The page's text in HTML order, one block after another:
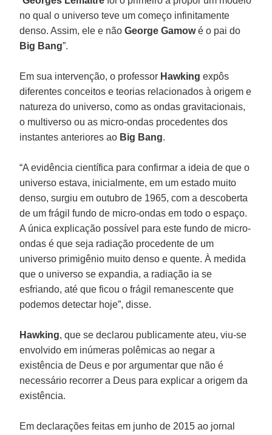
no qual o universo teve um começo infinitamente
denso. Assim, ele e nãoGeorge Gamowé o pai do
Big Bang”.
Em sua intervenção, o professor Hawking expôs
diferentes conceitos e teorias relacionados à origem e
natureza do universo, como as ondas gravitacionais,
o multiverso ou as micro-ondas procedentes dos
instantes anteriores ao Big Bang.
“A evidência científica para confirmar a ideia de que o
universo estava, inicialmente, em um estado muito
denso, surgiu em outubro de 1965, com a descoberta
de um frágil fundo de micro-ondas em todo o espaço.
A única explicação possível para este fundo de micro-
ondas é que seja radiação procedente de um
universo primigênio muito denso e quente. À medida
que o universo se expandia, a radiação ia se
esfriando, até que ficou o frágil remanescente que
podemos detectar hoje”, disse.
Hawking, que se declarou publicamente ateu, viu-se
envolvido em inúmeras polêmicas ao negar a
existência de Deus e por argumentar que não é
necessário recorrer a Deus para explicar a origem da
existência.
Em declarações feitas em junho de 2015 ao jornal